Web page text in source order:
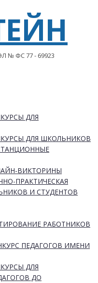
№ ФС 77 - 69923
ДЛЯ
ДЛЯ ШКОЛЬНИКОВ
ВИКТОРИНЫ
ПРАКТИЧЕСКАЯ
И СТУДЕНТОВ
РАБОТНИКОВ
ПЕДАГОГОВ ИМЕНИ
ДЛЯ
ДО